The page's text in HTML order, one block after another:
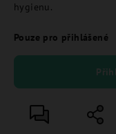
hygienu.
Pouze pro přihlášené